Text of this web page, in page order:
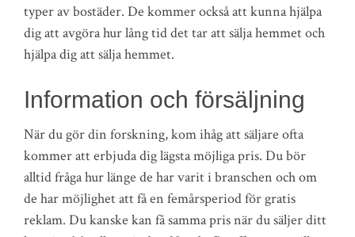
typer av bostäder. De kommer också att kunna hjälpa
dig att avgöra hur lång tid det tar att sälja hemmet och
hjälpa dig att sälja hemmet.
Information och försäljning
När du gör din forskning, kom ihåg att säljare ofta
kommer att erbjuda dig lägsta möjliga pris. Du bör
alltid fråga hur länge de har varit i branschen och om
de har möjlighet att få en femårsperiod för gratis
reklam. Du kanske kan få samma pris när du säljer ditt